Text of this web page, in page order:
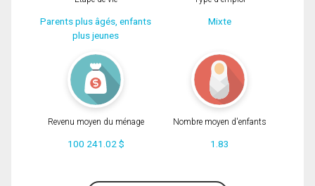
En cliquant sur le bouton « soumettre », vous consentez à nos conditions
Parents plus âgés, enfants
plus jeunes
Mixte
Revenu moyen du ménage
100 241.02 $
Nombre moyen d'enfants
1.83